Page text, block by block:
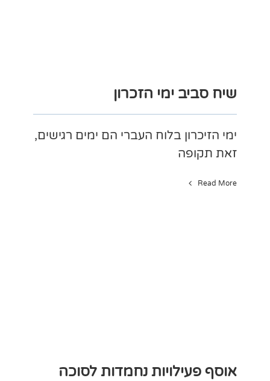
שיח סביב ימי הזכרון
ימי הזיכרון בלוח העברי הם ימים רגישים,
זאת תקופה
Read More
אוסף פעילויות נחמדות לסוכה